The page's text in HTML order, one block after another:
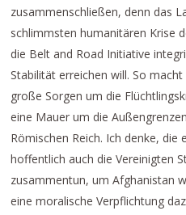
zusammenschließen, denn das
schlimmsten humanitären Krise
die Belt and Road Initiative
Stabilität erreichen will. So
große Sorgen um die
eine Mauer um die
Römischen Reich. Ich denke, die
hoffentlich auch die Vereinigten
zusammentun, um Afghanistan
eine moralische Verpflichtung